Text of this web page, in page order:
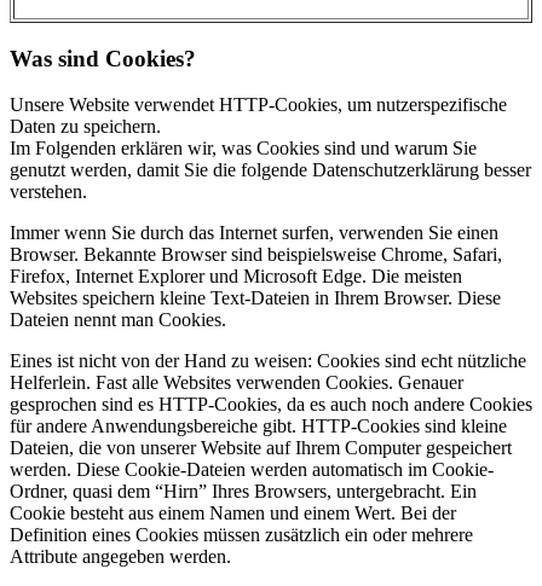
Was sind Cookies?
Unsere Website verwendet HTTP-Cookies, um nutzerspezifische
Daten zu speichern.
Im Folgenden erklären wir, was Cookies sind und warum Sie
genutzt werden, damit Sie die folgende Datenschutzerklärung besser
verstehen.
Immer wenn Sie durch das Internet surfen, verwenden Sie einen
Browser. Bekannte Browser sind beispielsweise Chrome, Safari,
Firefox, Internet Explorer und Microsoft Edge. Die meisten
Websites speichern kleine Text-Dateien in Ihrem Browser. Diese
Dateien nennt man Cookies.
Eines ist nicht von der Hand zu weisen: Cookies sind echt nützliche
Helferlein. Fast alle Websites verwenden Cookies. Genauer
gesprochen sind es HTTP-Cookies, da es auch noch andere Cookies
für andere Anwendungsbereiche gibt. HTTP-Cookies sind kleine
Dateien, die von unserer Website auf Ihrem Computer gespeichert
werden. Diese Cookie-Dateien werden automatisch im Cookie-
Ordner, quasi dem “Hirn” Ihres Browsers, untergebracht. Ein
Cookie besteht aus einem Namen und einem Wert. Bei der
Definition eines Cookies müssen zusätzlich ein oder mehrere
Attribute angegeben werden.